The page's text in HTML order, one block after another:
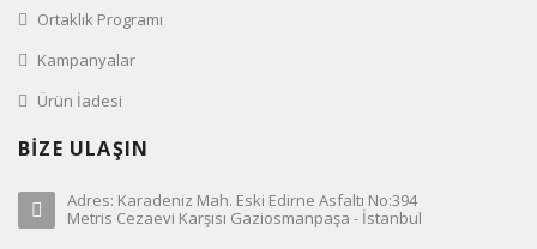
Ortaklık Programı
Kampanyalar
Ürün İadesi
BİZE ULAŞIN
Adres: Karadeniz Mah. Eski Edirne Asfaltı No:394
Metris Cezaevi Karşısı Gaziosmanpaşa - İstanbul